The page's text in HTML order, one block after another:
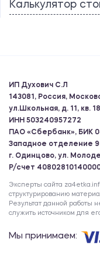
Калькулятор
ИП Духович С.Л
143081, Россия,
ул.Школьная, д. 11, кв. 18
ИНН 503240957272
ПАО «Сбербанк», БИК
Западное отделение
г. Одинцово, ул.
Р/счет
Эксперты сайта
структурированию
Результат данной работы
служить источником для
Мы принимаем: